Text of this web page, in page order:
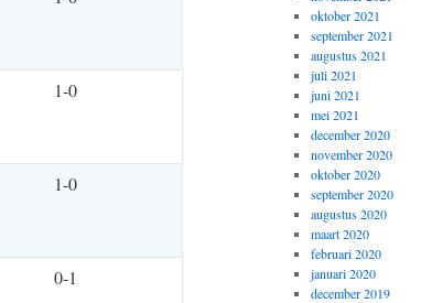
1-0
1-0
0-1
oktober 2021
september 2021
augustus 2021
juli 2021
juni 2021
mei 2021
december 2020
november 2020
oktober 2020
september 2020
augustus 2020
maart 2020
februari 2020
januari 2020
december 2019